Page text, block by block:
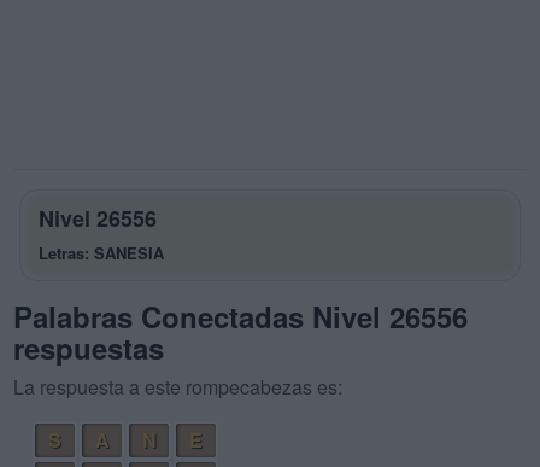
Nivel 26556
Letras: SANESIA
Palabras Conectadas Nivel 26556
respuestas
La respuesta a este rompecabezas es:
S
A N
E